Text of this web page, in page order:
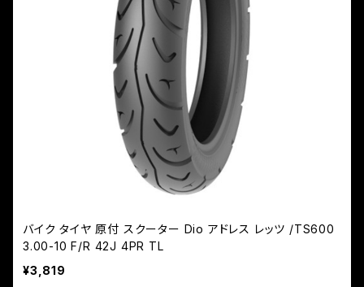
バイク タイヤ 原付 スクーター Dio アドレス レッツ /TS600
3.00-10 F/R 42J 4PR TL
¥3,819